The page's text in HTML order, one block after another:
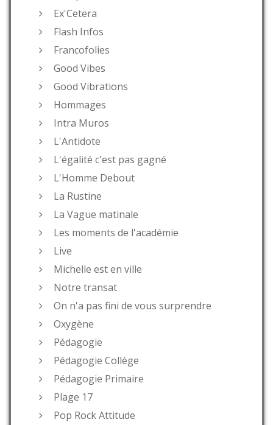
Ex'Cetera
Flash Infos
Francofolies
Good Vibes
Good Vibrations
Hommages
Intra Muros
L'Antidote
L'égalité c'est pas gagné
L'Homme Debout
La Rustine
La Vague matinale
Les moments de l'académie
Live
Michelle est en ville
Notre transat
On n'a pas fini de vous surprendre
Oxygène
Pédagogie
Pédagogie Collège
Pédagogie Primaire
Plage 17
Pop Rock Attitude